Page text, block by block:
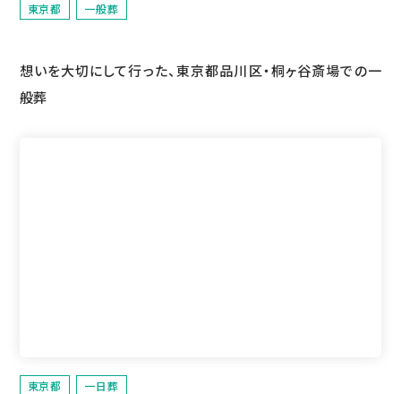
東京都 一般葬
想いを大切にして行った、東京都品川区・桐ヶ谷斎場での一
般葬
東京都 一日葬